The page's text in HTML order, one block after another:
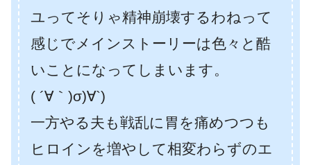
ユってそりゃ精神崩壊するわねって
感じでメインストーリーは色々と酷
いことになってしまいます。
( ´∀｀)σ)∀`)
一方やる夫も戦乱に胃を痛めつつも
ヒロインを増やして相変わらずのエ